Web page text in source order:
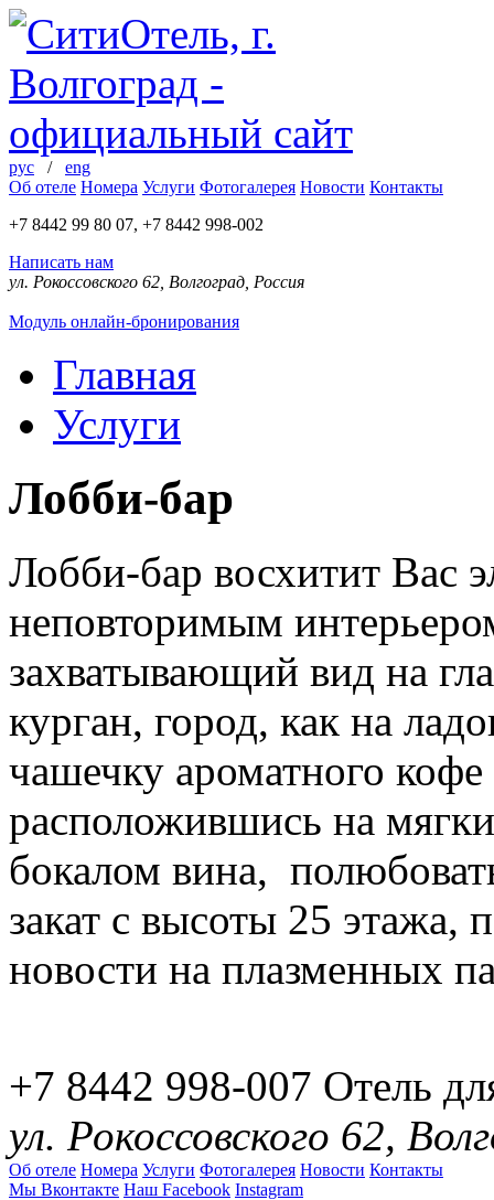
рус / eng
Об отеле Номера Услуги Фотогалерея Новости Контакты
+7 8442 99 80 07, +7 8442 998-002
Написать нам
ул. Рокоссовского 62, Волгоград, Россия
Модуль онлайн-бронирования
Главная
Услуги
Лобби-бар
Лобби-бар восхитит Вас
неповторимым
захватывающий вид на
курган, город, как на
чашечку ароматного кофе
расположившись на
бокалом вина,
закат с высоты 25
новости на плазменных
+7 8442 998-007 Отель
ул. Рокоссовского 62,
Об отеле Номера Услуги Фотогалерея Новости Контакты
Мы Вконтакте Наш Facebook Instagram